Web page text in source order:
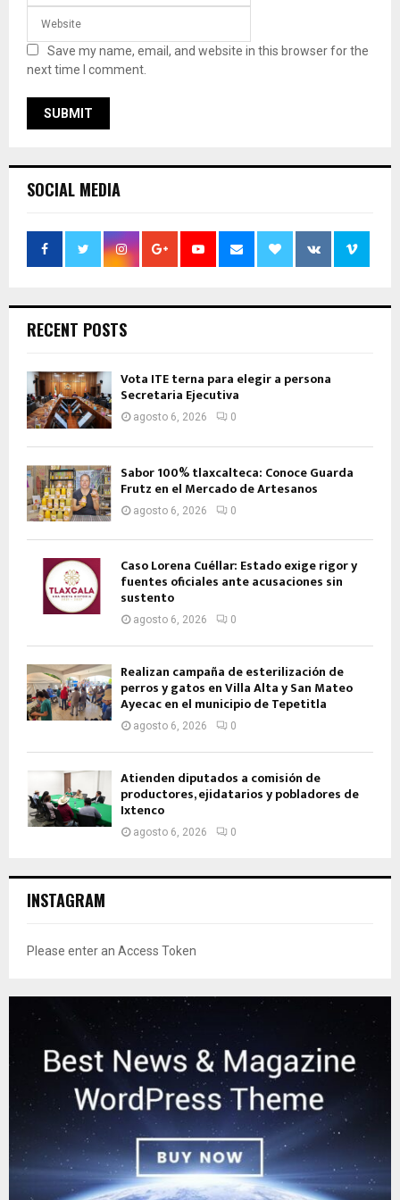
Save my name, email, and website in this browser for the
next time I comment.
SOCIAL MEDIA
RECENT POSTS
Vota ITE terna para elegir a persona
Secretaria Ejecutiva
agosto 6, 2026 0
Sabor 100% tlaxcalteca: Conoce Guarda
Frutz en el Mercado de Artesanos
agosto 6, 2026 0
Caso Lorena Cuéllar: Estado exige rigor y
fuentes oficiales ante acusaciones sin
sustento
agosto 6, 2026 0
Realizan campaña de esterilización de
perros y gatos en Villa Alta y San Mateo
Ayecac en el municipio de Tepetitla
agosto 6, 2026 0
Atienden diputados a comisión de
productores, ejidatarios y pobladores de
Ixtenco
agosto 6, 2026 0
INSTAGRAM
Please enter an Access Token